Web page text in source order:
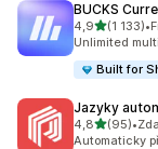
BUCKS
4,9z 5 hvězd
(1 133)
Celkový počet
•
Unlimited
Built for
Jazyky
4,8z 5 hvězd
(95)
Celkový počet
•
Automaticky